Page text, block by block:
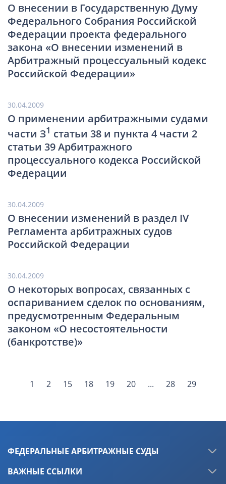
О внесении в Государственную Думу
Федерального Собрания Российской
Федерации проекта федерального
закона «О внесении изменений в
Арбитражный процессуальный кодекс
Российской Федерации»
30.04.2009
О применении арбитражными судами
части З1 статьи 38 и пункта 4 части 2
статьи 39 Арбитражного
процессуального кодекса Российской
Федерации
30.04.2009
О внесении изменений в раздел IV
Регламента арбитражных судов
Российской Федерации
30.04.2009
О некоторых вопросах, связанных с
оспариванием сделок по основаниям,
предусмотренным Федеральным
законом «О несостоятельности
(банкротстве)»
1 2 15 18 19 20 ... 28 29
ФЕДЕРАЛЬНЫЕ АРБИТРАЖНЫЕ СУДЫ
ВАЖНЫЕ ССЫЛКИ